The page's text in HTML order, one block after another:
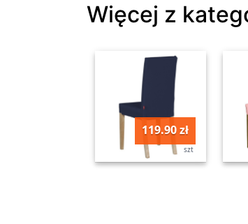
Więcej z
119.90 zł
szt